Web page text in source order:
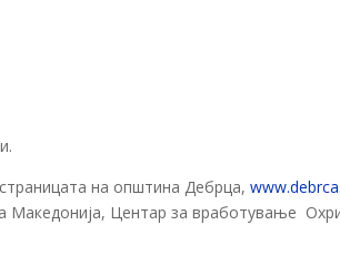
на општина Дебрца,
Македонија, Центар за вработување